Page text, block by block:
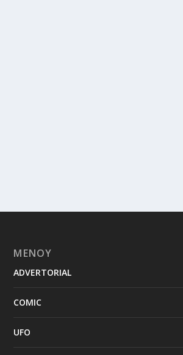
ΜΕΝΟΥ
ADVERTORIAL
COMIC
UFO